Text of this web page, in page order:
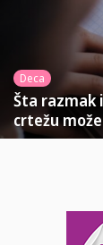
Deca
Šta razmak
crtežu